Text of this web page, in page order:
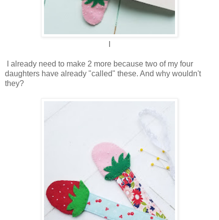
I already need to make 2 more because two of my four
daughters have already "called" these. And why wouldn't
they?